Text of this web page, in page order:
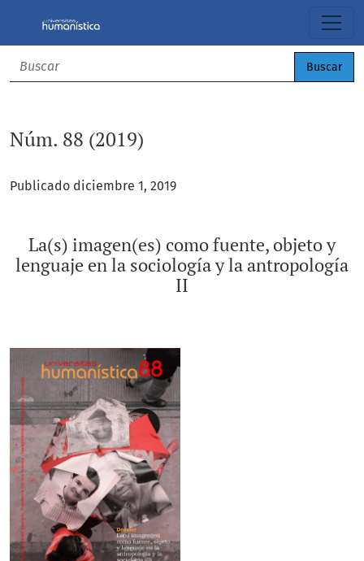
Buscar
Núm. 88 (2019)
Publicado diciembre 1, 2019
La(s) imagen(es) como fuente, objeto y
lenguaje en la sociología y la antropología
II